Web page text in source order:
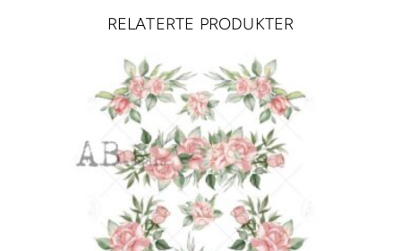
RELATERTE PRODUKTER